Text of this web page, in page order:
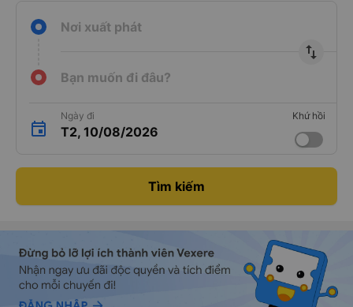
Nơi xuất phát
import_export
Bạn muốn đi đâu?
Ngày đi
T2, 10/08/2026
Khứ hồi
Tìm kiếm